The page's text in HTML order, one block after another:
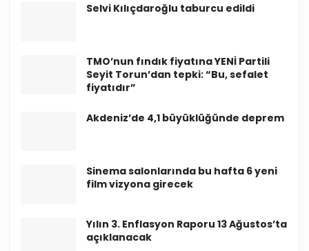
Selvi Kılıçdaroğlu taburcu edildi
TMO’nun fındık fiyatına YENİ Partili
Seyit Torun’dan tepki: “Bu, sefalet
fiyatıdır”
Akdeniz’de 4,1 büyüklüğünde deprem
Sinema salonlarında bu hafta 6 yeni
film vizyona girecek
Yılın 3. Enflasyon Raporu 13 Ağustos’ta
açıklanacak